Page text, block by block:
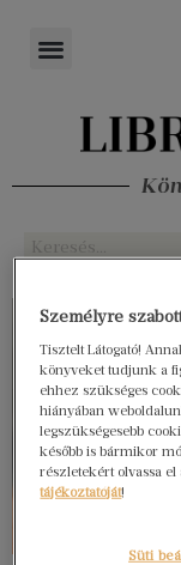
Személyre
Tisztelt Látogató!
könyveket tudjunk a
ehhez szükséges
hiányában
legszükségesebb
később is bármikor
részletekért olvassa el
tájékoztatóját!
Süti